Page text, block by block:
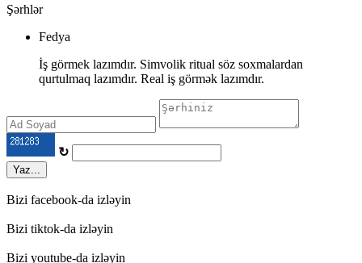
Şərhlər
Fedya
İş görmek lazımdır. Simvolik ritual söz soxmalardan
qurtulmaq lazımdır. Real iş görmək lazımdır.
↻
Yaz...
Bizi facebook-da izləyin
Bizi tiktok-da izləyin
Bizi youtube-da izləyin